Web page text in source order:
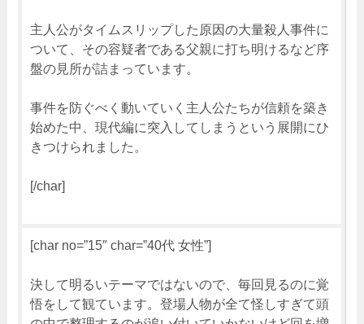
主人公がタイムスリップした原因の大量殺人事件に
ついて、その容疑者である父親に打ち明けるなど序
盤の見所が詰まっています。
事件を防ぐべく動いていく主人公たちが信頼を築き
始めた中、現代編に突入してしまうという展開にひ
きつけられました。
[/char]
[char no=”15″ char=”40代 女性”]
決して明るいテーマではないので、毎回見るのに覚
悟をして観ています。登場人物が全て怪しすぎて頭